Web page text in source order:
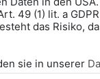
9DRW03BL01
49 (1) lit. a
das Risiko,
sie in unserer